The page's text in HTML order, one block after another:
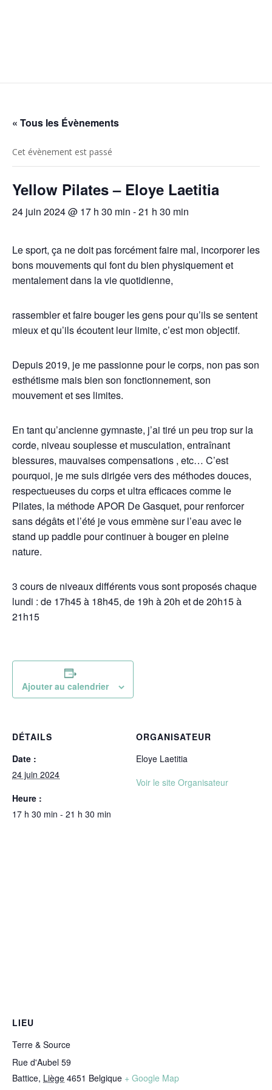
« Tous les Évènements
Cet évènement est passé
Yellow Pilates – Eloye Laetitia
24 juin 2024 @ 17 h 30 min -21 h 30 min
Le sport, ça ne doit pas forcément faire mal, incorporer les
bons mouvements qui font du bien physiquement et
mentalement dans la vie quotidienne,
rassembler et faire bouger les gens pour qu’ils se sentent
mieux et qu’ils écoutent leur limite, c’est mon objectif.
Depuis 2019, je me passionne pour le corps, non pas son
esthétisme mais bien son fonctionnement, son
mouvement et ses limites.
En tant qu’ancienne gymnaste, j’ai tiré un peu trop sur la
corde, niveau souplesse et musculation, entraînant
blessures, mauvaises compensations , etc… C’est
pourquoi, je me suis dirigée vers des méthodes douces,
respectueuses du corps et ultra efficaces comme le
Pilates, la méthode APOR De Gasquet, pour renforcer
sans dégâts et l’été je vous emmène sur l’eau avec le
stand up paddle pour continuer à bouger en pleine
nature.
3 cours de niveaux différents vous sont proposés chaque
lundi : de 17h45 à 18h45, de 19h à 20h et de 20h15 à
21h15
Ajouter au calendrier
DÉTAILS
Date :
24 juin 2024
Heure :
17 h 30 min - 21 h 30 min
ORGANISATEUR
Eloye Laetitia
Voir le site Organisateur
LIEU
Terre & Source
Rue d'Aubel 59
Battice, Liège 4651 Belgique + Google Map